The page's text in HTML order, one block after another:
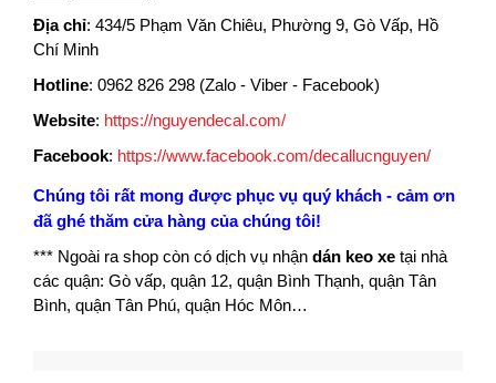
Địa chỉ: 434/5 Phạm Văn Chiêu, Phường 9, Gò Vấp, Hồ
Chí Minh
Hotline: 0962 826 298 (Zalo - Viber - Facebook)
Website: https://nguyendecal.com/
Facebook: https://www.facebook.com/decallucnguyen/
Chúng tôi rất mong được phục vụ quý khách - cảm ơn
đã ghé thăm cửa hàng của chúng tôi!
*** Ngoài ra shop còn có dịch vụ nhận dán keo xe tại nhà
các quận: Gò vấp, quận 12, quận Bình Thạnh, quận Tân
Bình, quận Tân Phú, quận Hóc Môn…